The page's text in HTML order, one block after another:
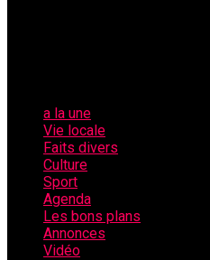
a la une
Vie locale
Faits divers
Culture
Sport
Agenda
Les bons plans
Annonces
Vidéo